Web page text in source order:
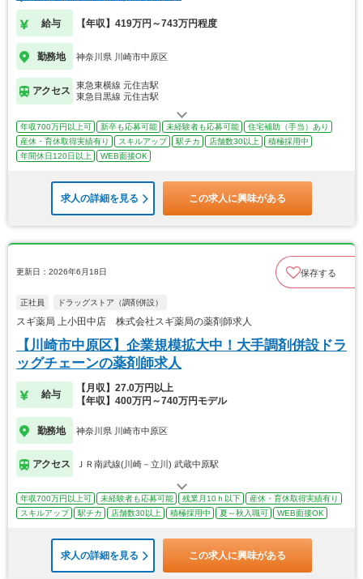
給与 【年収】419万円～743万円程度
勤務地 神奈川県 川崎市中原区
アクセス
東急東横線 元住吉駅
東急目黒線 元住吉駅
年収700万円以上可 新卒も応募可能 未経験者も応募可能
住宅補助（手当）あり
産休・育休取得実績有り
スキルアップ 駅チカ 店舗数30以上
積極採用中
年間休日120日以上
WEB面接OK
求人の詳細を見る この求人に興味がある
更新日：2026年6月18日 保存する
正社員 ドラッグストア（調剤併設）
スギ薬局 上小田中店 株式会社スギ薬局の薬剤師求人
【川崎市中原区】企業規模拡大中！大手調剤併設ドラ
ッグチェーンの薬剤師求人
給与
【月収】27.0万円以上
【年収】400万円～740万円モデル
勤務地 神奈川県 川崎市中原区
アクセス ＪＲ南武線(川崎－立川) 武蔵中原駅
年収700万円以上可 未経験者も応募可能 残業月10ｈ以下
産休・育休取得実績有り
スキルアップ
駅チカ 店舗数30以上 積極採用中 夏～秋入職可 WEB面接OK
求人の詳細を見る この求人に興味がある